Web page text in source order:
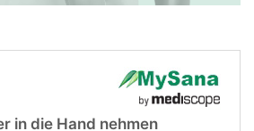
in die Hand nehmen